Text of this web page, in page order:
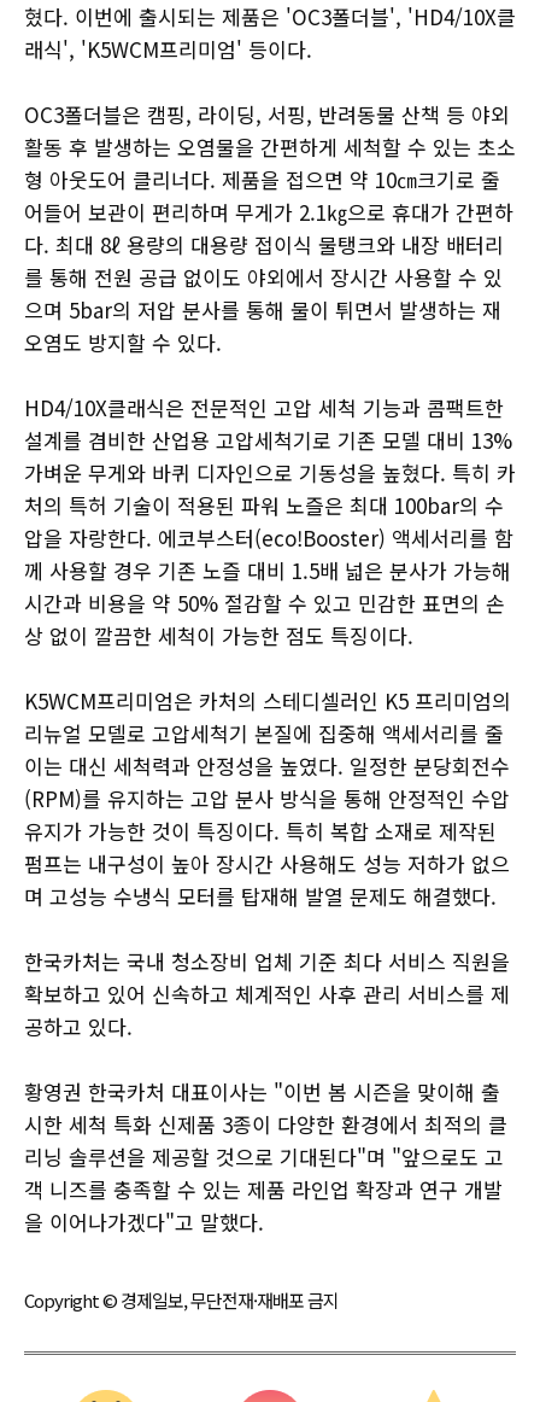
혔다. 이번에 출시되는 제품은 'OC3폴더블', 'HD4/10X클
래식', 'K5WCM프리미엄' 등이다.
OC3폴더블은 캠핑, 라이딩, 서핑, 반려동물 산책 등 야외
활동 후 발생하는 오염물을 간편하게 세척할 수 있는 초소
형 아웃도어 클리너다. 제품을 접으면 약 10㎝크기로 줄
어들어 보관이 편리하며 무게가 2.1㎏으로 휴대가 간편하
다. 최대 8ℓ 용량의 대용량 접이식 물탱크와 내장 배터리
를 통해 전원 공급 없이도 야외에서 장시간 사용할 수 있
으며 5bar의 저압 분사를 통해 물이 튀면서 발생하는 재
오염도 방지할 수 있다.
HD4/10X클래식은 전문적인 고압 세척 기능과 콤팩트한
설계를 겸비한 산업용 고압세척기로 기존 모델 대비 13%
가벼운 무게와 바퀴 디자인으로 기동성을 높혔다. 특히 카
처의 특허 기술이 적용된 파워 노즐은 최대 100bar의 수
압을 자랑한다. 에코부스터(eco!Booster) 액세서리를 함
께 사용할 경우 기존 노즐 대비 1.5배 넓은 분사가 가능해
시간과 비용을 약 50% 절감할 수 있고 민감한 표면의 손
상 없이 깔끔한 세척이 가능한 점도 특징이다.
K5WCM프리미엄은 카처의 스테디셀러인 K5 프리미엄의
리뉴얼 모델로 고압세척기 본질에 집중해 액세서리를 줄
이는 대신 세척력과 안정성을 높였다. 일정한 분당회전수
(RPM)를 유지하는 고압 분사 방식을 통해 안정적인 수압
유지가 가능한 것이 특징이다. 특히 복합 소재로 제작된
펌프는 내구성이 높아 장시간 사용해도 성능 저하가 없으
며 고성능 수냉식 모터를 탑재해 발열 문제도 해결했다.
한국카처는 국내 청소장비 업체 기준 최다 서비스 직원을
확보하고 있어 신속하고 체계적인 사후 관리 서비스를 제
공하고 있다.
황영권 한국카처 대표이사는 "이번 봄 시즌을 맞이해 출
시한 세척 특화 신제품 3종이 다양한 환경에서 최적의 클
리닝 솔루션을 제공할 것으로 기대된다"며 "앞으로도 고
객 니즈를 충족할 수 있는 제품 라인업 확장과 연구 개발
을 이어나가겠다"고 말했다.
Copyright © 경제일보, 무단전재·재배포 금지